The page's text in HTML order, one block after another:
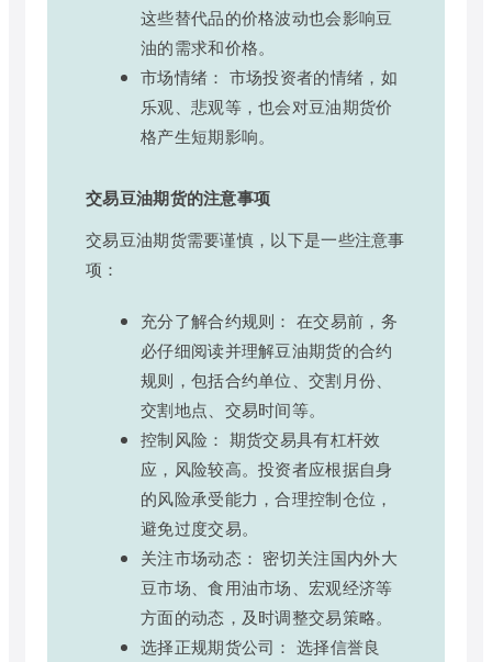
这些替代品的价格波动也会影响豆
油的需求和价格。
市场情绪： 市场投资者的情绪，如
乐观、悲观等，也会对豆油期货价
格产生短期影响。
交易豆油期货的注意事项
交易豆油期货需要谨慎，以下是一些注意事
项：
充分了解合约规则： 在交易前，务
必仔细阅读并理解豆油期货的合约
规则，包括合约单位、交割月份、
交割地点、交易时间等。
控制风险： 期货交易具有杠杆效
应，风险较高。投资者应根据自身
的风险承受能力，合理控制仓位，
避免过度交易。
关注市场动态： 密切关注国内外大
豆市场、食用油市场、宏观经济等
方面的动态，及时调整交易策略。
选择正规期货公司： 选择信誉良